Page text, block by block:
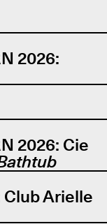
2026:
2026: Cie
Club Arielle